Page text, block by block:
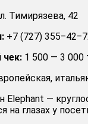
Тимирязева, 42
+7 (727)
чек: 1 500 — 3 000
Elephant —
на глазах у